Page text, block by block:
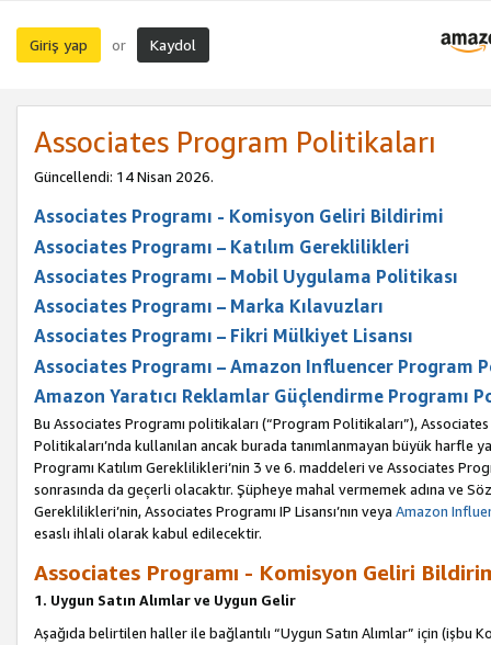
Giriş yap or Kaydol
Associates Program Politikaları
Güncellendi: 14 Nisan 2026.
Associates Programı - Komisyon Geliri Bildirimi
Associates Programı – Katılım Gereklilikleri
Associates Programı – Mobil Uygulama Politikası
Associates Programı – Marka Kılavuzları
Associates Programı – Fikri Mülkiyet Lisansı
Associates Programı – Amazon Influencer Program
Amazon Yaratıcı Reklamlar Güçlendirme Programı
Bu Associates Programı politikaları (“Program Politikaları”),
Politikaları’nda kullanılan ancak burada tanımlanmayan büyük harfle
Programı Katılım Gereklilikleri’nin 3 ve 6. maddeleri ve Associates
sonrasında da geçerli olacaktır. Şüpheye mahal vermemek adına ve
Gereklilikleri’nin, Associates Programı IP Lisansı’nın veya Amazon
esaslı ihlali olarak kabul edilecektir.
Associates Programı - Komisyon Geliri
1. Uygun Satın Alımlar ve Uygun Gelir
Aşağıda belirtilen haller ile bağlantılı “Uygun Satın Alımlar” için